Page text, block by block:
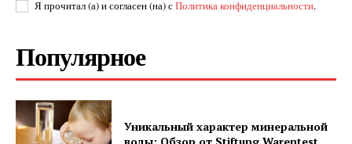
Я прочитал (а) и согласен (на) сПолитика конфиденциальности.
Популярное
Уникальный характер минеральной
воды: Обзор от Stiftung Warentest